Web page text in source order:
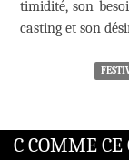
timidité, son
casting et son
C COMME